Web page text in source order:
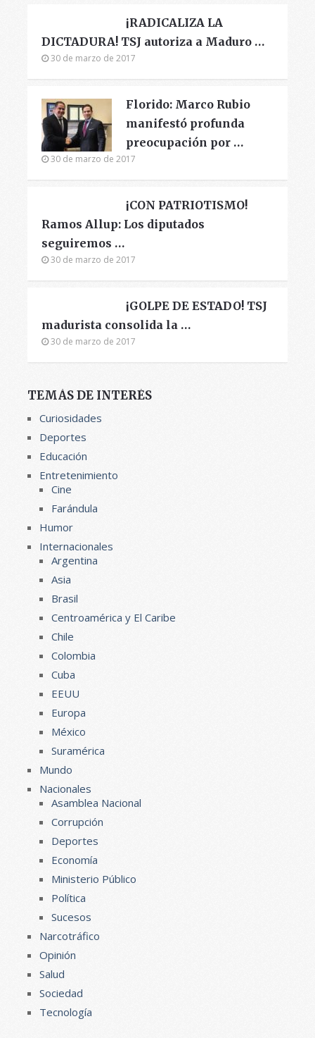
¡RADICALIZA LA
DICTADURA! TSJ autoriza a Maduro …
30 de marzo de 2017
Florido: Marco Rubio
manifestó profunda
preocupación por …
30 de marzo de 2017
¡CON PATRIOTISMO!
Ramos Allup: Los diputados
seguiremos …
30 de marzo de 2017
¡GOLPE DE ESTADO! TSJ
madurista consolida la …
30 de marzo de 2017
TEMÁS DE INTERÉS
Curiosidades
Deportes
Educación
Entretenimiento
Cine
Farándula
Humor
Internacionales
Argentina
Asia
Brasil
Centroamérica y El Caribe
Chile
Colombia
Cuba
EEUU
Europa
México
Suramérica
Mundo
Nacionales
Asamblea Nacional
Corrupción
Deportes
Economía
Ministerio Público
Política
Sucesos
Narcotráfico
Opinión
Salud
Sociedad
Tecnología